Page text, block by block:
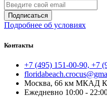
Подписаться
Подробнее об условиях
Контакты
+7 (495) 151-00-90, +7
Москва, 66 км МКАД
Ежедневно 10:00 -